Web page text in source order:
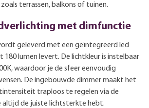
terrassen, balkons of tuinen.
met dimfunctie
geleverd met een geïntegreerd led
180 lumen levert. De lichtkleur is instelbaar
waardoor je de sfeer eenvoudig
De ingebouwde dimmer maakt het
traploos te regelen via de
altijd de juiste lichtsterkte hebt.